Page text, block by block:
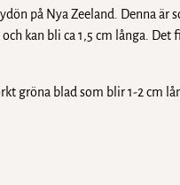
på Nya Zeeland. Denna är
kan bli ca 1,5 cm långa. Det
gröna blad som blir 1-2 cm